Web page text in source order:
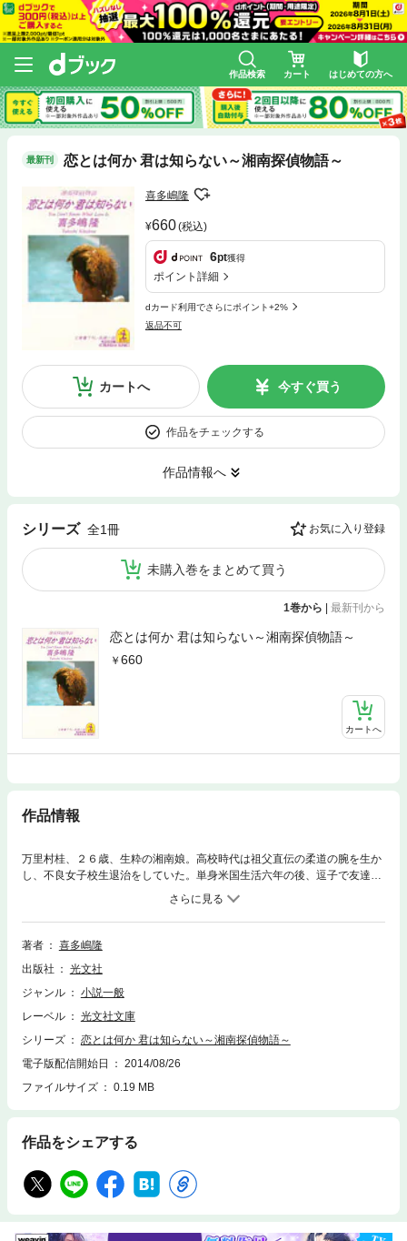
作品検索 カート はじめての方へ
最新刊 恋とは何か 君は知らない～湘南探偵物語～
喜多嶋隆
660(税込)
6pt獲得
ポイント詳細
dカード利用でさらにポイント+2%
返品不可
カートへ 今すぐ買う
作品をチェックする
作品情報へ
シリーズ 全1冊 お気に入り登録
未購入巻をまとめて買う
1巻から | 最新刊から
恋とは何か 君は知らない～湘南探偵物語～
660
カートへ
作品情報
万里村桂、２６歳、生粋の湘南娘。高校時代は祖父直伝の柔道の腕を生か
し、不良女子校生退治をしていた。単身米国生活六年の後、逗子で友達の
店を手伝う独り暮らし。そんな彼女には「ヨコスカＣＩＡ」としてのもう
一つの顔がある。駐留する二千人近い米兵と日本人とのトラブル処理が、
その主な仕事だった……。葉山に在って、自ら海にも乗り出す著者が描く
潮気満喫の物語。
著者
喜多嶋隆
出版社
光文社
ジャンル
小説一般
レーベル
光文社文庫
シリーズ
恋とは何か 君は知らない～湘南探偵物語～
電子版配信開始日
2014/08/26
ファイルサイズ
0.19 MB
作品をシェアする